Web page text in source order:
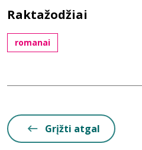
Raktažodžiai
romanai
Grįžti atgal